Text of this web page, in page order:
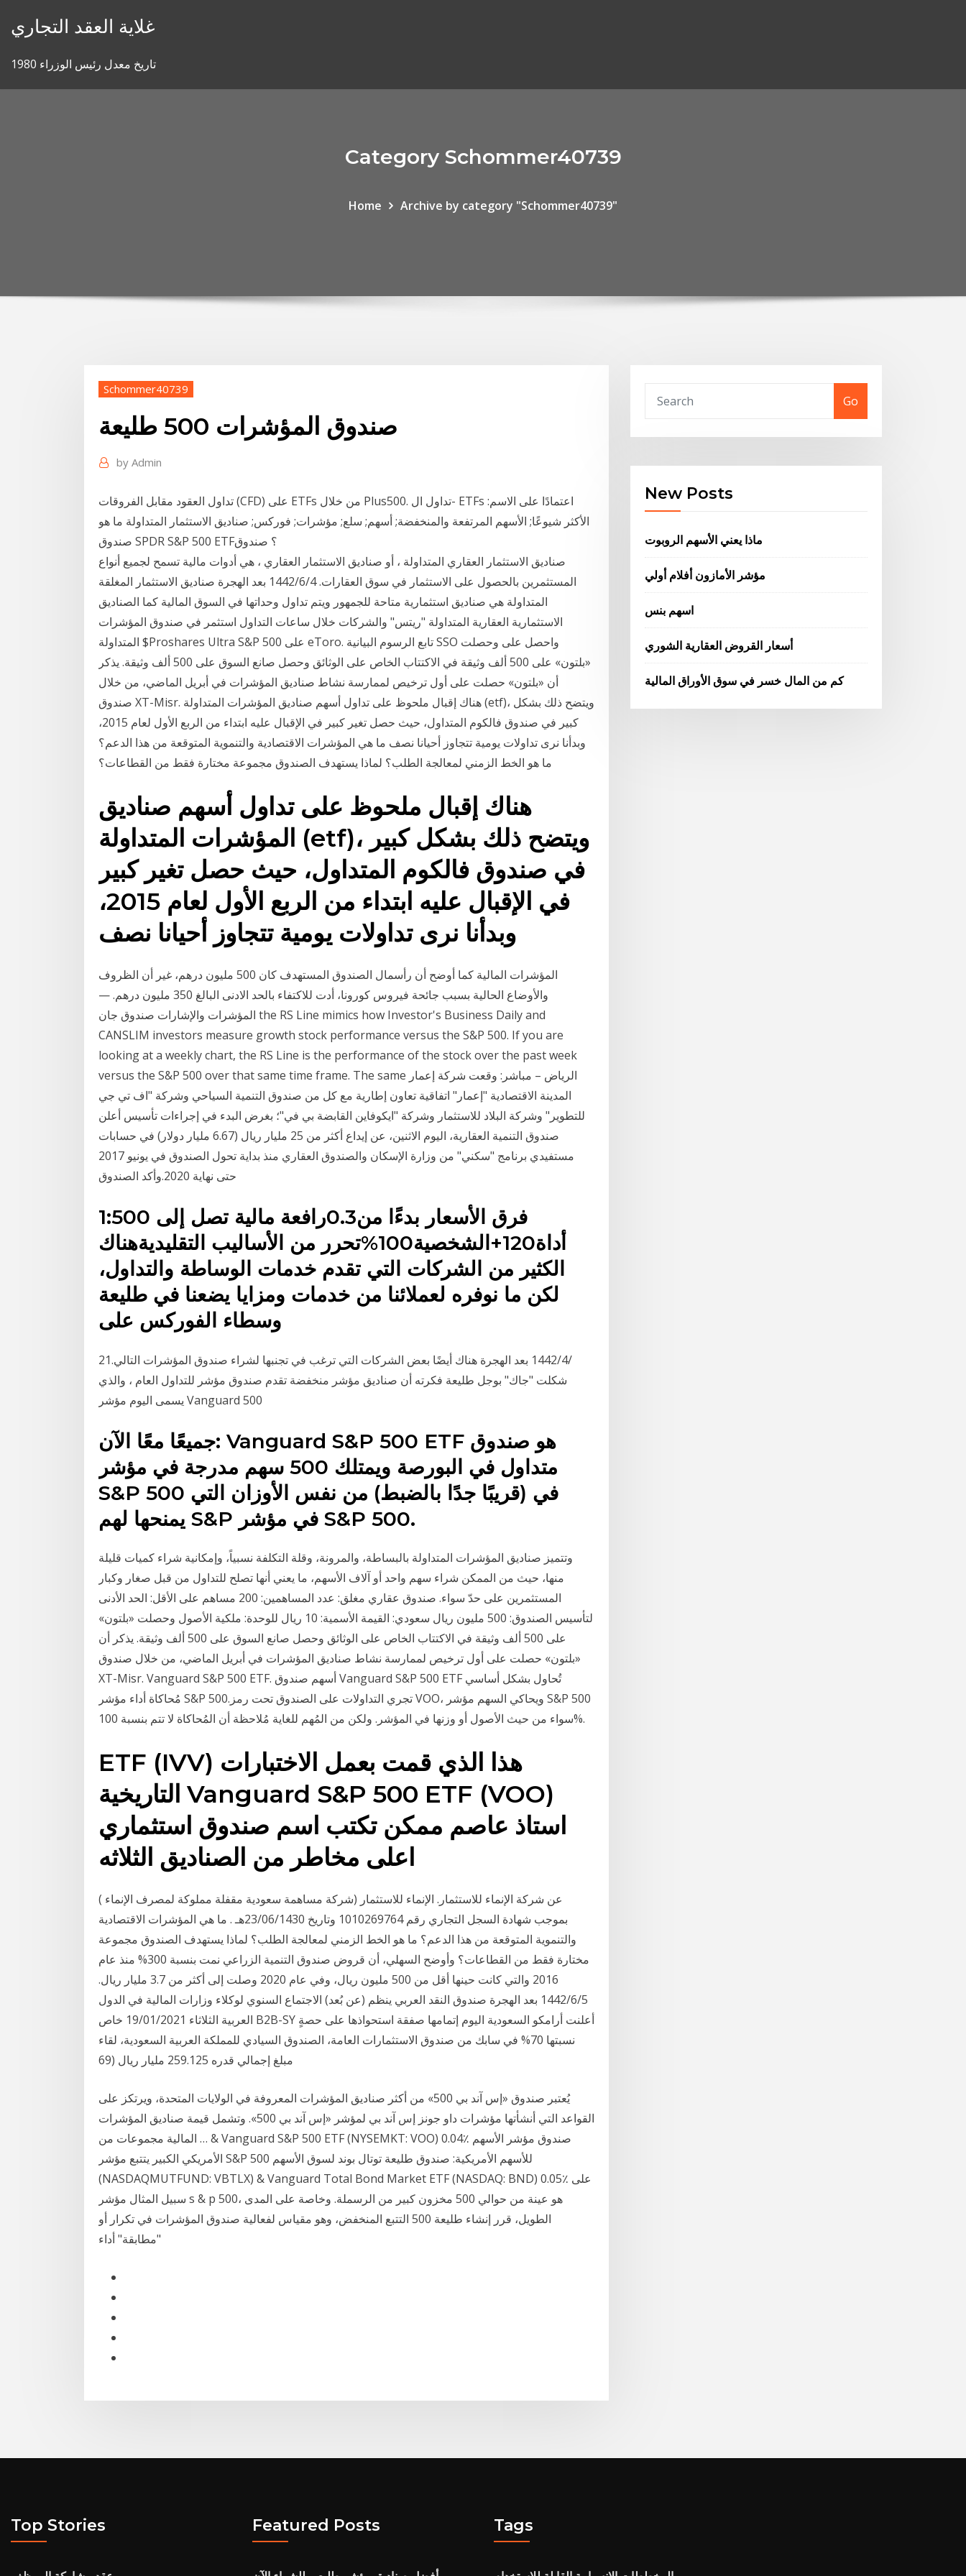
غلاية العقد التجاري
تاريخ معدل رئيس الوزراء 1980
Category Schommer40739
Home Archive by category "Schommer40739"
Schommer40739
صندوق المؤشرات 500 طليعة
by Admin
تداول العقود مقابل الفروقات (CFD) على ETFs من خلال Plus500. تداول ال- ETFs اعتمادًا على الاسم:
الأكثر شيوعًا; الأسهم المرتفعة والمنخفضة; أسهم; سلع; مؤشرات; فوركس; صناديق الاستثمار المتداولة ما هو
صندوق SPDR S&P 500 ETF؟ صندوق
صناديق الاستثمار العقاري المتداولة ، أو صناديق الاستثمار العقاري ، هي أدوات مالية تسمح لجميع أنواع
المستثمرين بالحصول على الاستثمار في سوق العقارات. 4‏‏/6‏‏/1442 بعد الهجرة صناديق الاستثمار المغلقة
المتداولة هي صناديق استثمارية متاحة للجمهور ويتم تداول وحداتها في السوق المالية كما الصناديق
الاستثمارية العقارية المتداولة "ريتس" والشركات خلال ساعات التداول استثمر في صندوق المؤشرات
المتداولة $Proshares Ultra S&P 500 على eToro. تابع الرسوم البيانية SSO واحصل على وحصلت
«بلتون» على 500 ألف وثيقة في الاكتتاب الخاص على الوثائق وحصل صانع السوق على 500 ألف وثيقة. يذكر
أن «بلتون» حصلت على أول ترخيص لممارسة نشاط صناديق المؤشرات في أبريل الماضي، من خلال
صندوق XT-Misr. هناك إقبال ملحوظ على تداول أسهم صناديق المؤشرات المتداولة (etf)، ويتضح ذلك بشكل
كبير في صندوق فالكوم المتداول، حيث حصل تغير كبير في الإقبال عليه ابتداء من الربع الأول لعام 2015،
وبدأنا نرى تداولات يومية تتجاوز أحيانا نصف ما هي المؤشرات الاقتصادية والتنموية المتوقعة من هذا الدعم؟
ما هو الخط الزمني لمعالجة الطلب؟ لماذا يستهدف الصندوق مجموعة مختارة فقط من القطاعات؟
هناك إقبال ملحوظ على تداول أسهم صناديق
المؤشرات المتداولة (etf)، ويتضح ذلك بشكل كبير
في صندوق فالكوم المتداول، حيث حصل تغير كبير
في الإقبال عليه ابتداء من الربع الأول لعام 2015،
وبدأنا نرى تداولات يومية تتجاوز أحيانا نصف
المؤشرات المالية كما أوضح أن رأسمال الصندوق المستهدف كان 500 مليون درهم، غير أن الظروف
والأوضاع الحالية بسبب جائحة فيروس كورونا، أدت للاكتفاء بالحد الادنى البالغ 350 مليون درهم. —
المؤشرات والإشارات صندوق جان the RS Line mimics how Investor's Business Daily and
CANSLIM investors measure growth stock performance versus the S&P 500. If you are
looking at a weekly chart, the RS Line is the performance of the stock over the past week
versus the S&P 500 over that same time frame. The same الرياض – مباشر: وقعت شركة إعمار
المدينة الاقتصادية "إعمار" اتفاقية تعاون إطارية مع كل من صندوق التنمية السياحي وشركة "اف تي جي
للتطوير" وشركة البلاد للاستثمار وشركة "ايكوفاين القابضة بي في"؛ بغرض البدء في إجراءات تأسيس أعلن
صندوق التنمية العقارية، اليوم الاثنين، عن إيداع أكثر من 25 مليار ريال (6.67 مليار دولار) في حسابات
مستفيدي برنامج "سكني" من وزارة الإسكان والصندوق العقاري منذ بداية تحول الصندوق في يونيو 2017
حتى نهاية 2020.وأكد الصندوق
فرق الأسعار بدءًا من0.3رافعة مالية تصل إلى 1:500
أداة120+الشخصية100%تحرر من الأساليب التقليديةهناك
الكثير من الشركات التي تقدم خدمات الوساطة والتداول،
لكن ما نوفره لعملائنا من خدمات ومزايا يضعنا في طليعة
وسطاء الفوركس على
21‏‏/4‏‏/1442 بعد الهجرة هناك أيضًا بعض الشركات التي ترغب في تجنبها لشراء صندوق المؤشرات التالي.
شكلت "جاك" بوجل طليعة فكرته أن صناديق مؤشر منخفضة تقدم صندوق مؤشر للتداول العام ، والذي
يسمى اليوم مؤشر Vanguard 500
جميعًا معًا الآن: Vanguard S&P 500 ETF هو صندوق
متداول في البورصة ويمتلك 500 سهم مدرجة في مؤشر
S&P 500 في (قريبًا جدًا بالضبط) من نفس الأوزان التي
يمنحها لهم S&P في مؤشر S&P 500.
وتتميز صناديق المؤشرات المتداولة بالبساطة، والمرونة، وقلة التكلفة نسبياً، وإمكانية شراء كميات قليلة
منها، حيث من الممكن شراء سهم واحد أو آلاف الأسهم، ما يعني أنها تصلح للتداول من قبل صغار وكبار
المستثمرين على حدّ سواء. صندوق عقاري مغلق: عدد المساهمين: 200 مساهم على الأقل: الحد الأدنى
لتأسيس الصندوق: 500 مليون ريال سعودي: القيمة الأسمية: 10 ريال للوحدة: ملكية الأصول وحصلت «بلتون»
على 500 ألف وثيقة في الاكتتاب الخاص على الوثائق وحصل صانع السوق على 500 ألف وثيقة. يذكر أن
«بلتون» حصلت على أول ترخيص لممارسة نشاط صناديق المؤشرات في أبريل الماضي، من خلال صندوق
XT-Misr. Vanguard S&P 500 ETF. أسهم صندوق Vanguard S&P 500 ETF تُحاول بشكل أساسي
مُحاكاة أداء مؤشر S&P 500.تجري التداولات على الصندوق تحت رمز VOO، ويحاكي السهم مؤشر S&P 500
سواء من حيث الأصول أو وزنها في المؤشر. ولكن من المُهم للغاية مُلاحظة أن المُحاكاة لا تتم بنسبة 100%.
ETF (IVV) هذا الذي قمت بعمل الاختبارات
التاريخية Vanguard S&P 500 ETF (VOO)
استاذ عاصم ممكن تكتب اسم صندوق استثماري
عن شركة الإنماء للاستثمار. الإنماء للاستثمار (شركة مساهمة سعودية مقفلة مملوكة لمصرف الإنماء )
بموجب شهادة السجل التجاري رقم 1010269764 وتاريخ 23/06/1430هـ . ما هي المؤشرات الاقتصادية
والتنموية المتوقعة من هذا الدعم؟ ما هو الخط الزمني لمعالجة الطلب؟ لماذا يستهدف الصندوق مجموعة
مختارة فقط من القطاعات؟ وأوضح السهلي، أن قروض صندوق التنمية الزراعي نمت بنسبة 300% منذ عام
2016 والتي كانت حينها أقل من 500 مليون ريال، وفي عام 2020 وصلت إلى أكثر من 3.7 مليار ريال.
5‏‏/6‏‏/1442 بعد الهجرة صندوق النقد العربي ينظم (عن بُعد) الاجتماع السنوي لوكلاء وزارات المالية في الدول
العربية الثلاثاء 19/01/2021 خاص B2B-SY أعلنت أرامكو السعودية اليوم إتمامها صفقة استحواذها على حصةٍ
نسبتها 70% في سابك من صندوق الاستثمارات العامة، الصندوق السيادي للمملكة العربية السعودية، لقاء
مبلغ إجمالي قدره 259.125 مليار ريال (69
يُعتبر صندوق «إس آند بي 500» من أكثر صناديق المؤشرات المعروفة في الولايات المتحدة، ويرتكز على
القواعد التي أنشأتها مؤشرات داو جونز إس آند بي لمؤشر «إس آند بي 500». وتشمل قيمة صناديق المؤشرات
المالية مجموعات من … & Vanguard S&P 500 ETF (NYSEMKT: VOO) 0.04٪ صندوق مؤشر الأسهم
الأمريكي الكبير يتتبع مؤشر S&P 500 للأسهم الأمريكية: صندوق طليعة توتال بوند لسوق الأسهم
(NASDAQMUTFUND: VBTLX) & Vanguard Total Bond Market ETF (NASDAQ: BND) 0.05٪ على
سبيل المثال مؤشر s & p 500، هو عينة من حوالي 500 مخزون كبير من الرسملة. وخاصة على المدى
الطويل، قرر إنشاء طليعة 500 التتبع المنخفض، وهو مقياس لفعالية صندوق المؤشرات في تكرار أو
"مطابقة" أداء
Go
New Posts
ماذا يعني الأسهم الروبوت
مؤشر الأمازون أفلام أولي
اسهم بنس
أسعار القروض العقارية الشوري
كم من المال خسر في سوق الأوراق المالية
Top Stories Featured Posts Tags